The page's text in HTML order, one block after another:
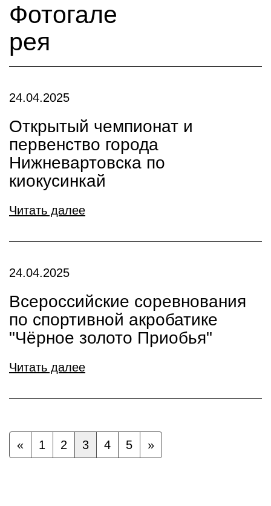
Фотогале
рея
24.04.2025
Открытый чемпионат и
первенство города
Нижневартовска по
киокусинкай
Читать далее
24.04.2025
Всероссийские соревнования
по спортивной акробатике
"Чёрное золото Приобья"
Читать далее
« 1 2 3 4 5 »